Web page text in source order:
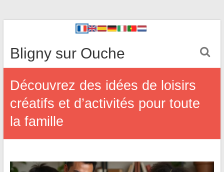
Bligny sur Ouche
Découvrez des idées de loisirs
créatifs et d’activités pour toute
la famille